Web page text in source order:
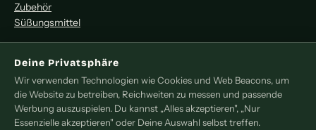
Zubehör
Süßungsmittel
MITMACHEN
Redaktion
Pressemitteilung
Newsletter
Deine Privatsphäre
Wir verwenden Technologien wie Cookies und Web Beacons, um
die Website zu betreiben, Reichweiten zu messen und passende
Werbung auszuspielen. Du kannst „Alles akzeptieren", „Nur
Essenzielle akzeptieren" oder Deine Auswahl selbst treffen.